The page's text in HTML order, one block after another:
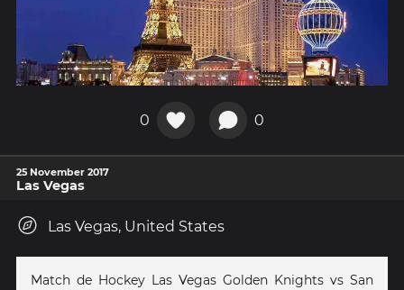
0 0
25 November 2017
Las Vegas
Las Vegas, United States
Match de Hockey Las Vegas Golden Knights vs San